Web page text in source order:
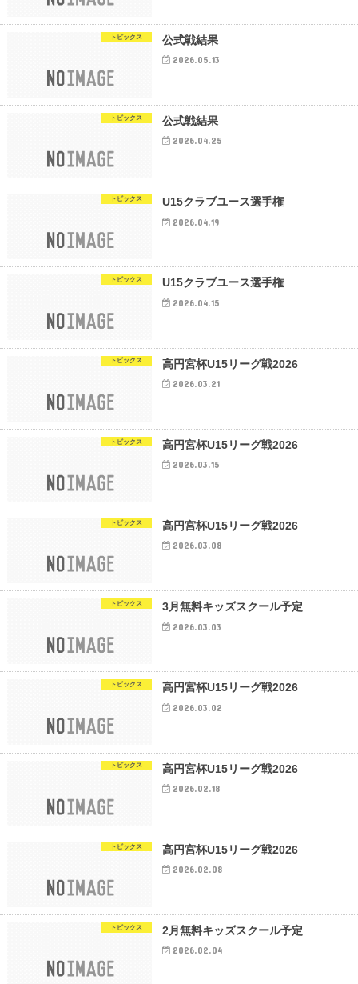
トピックス 公式戦結果
2026.05.13
トピックス 公式戦結果
2026.04.25
トピックス U15クラブユース選手権
2026.04.19
トピックス U15クラブユース選手権
2026.04.15
トピックス 高円宮杯U15リーグ戦2026
2026.03.21
トピックス 高円宮杯U15リーグ戦2026
2026.03.15
トピックス 高円宮杯U15リーグ戦2026
2026.03.08
トピックス 3月無料キッズスクール予定
2026.03.03
トピックス 高円宮杯U15リーグ戦2026
2026.03.02
トピックス 高円宮杯U15リーグ戦2026
2026.02.18
トピックス 高円宮杯U15リーグ戦2026
2026.02.08
トピックス 2月無料キッズスクール予定
2026.02.04